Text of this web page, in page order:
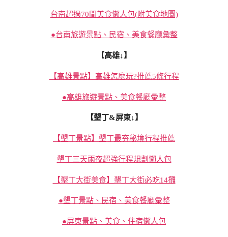
台南超過70間美食懶人包(附美食地圖)
●台南旅遊景點、民宿、美食餐廳彙整
【高雄↓】
【高雄景點】高雄怎麼玩?推薦5條行程
●高雄旅遊景點、美食餐廳彙整
【墾丁&屏東↓】
【墾丁景點】墾丁最夯秘境行程推薦
墾丁三天兩夜超強行程規劃懶人包
【墾丁大街美食】墾丁大街必吃14攤
●墾丁景點、民宿、美食餐廳彙整
●屏東景點、美食、住宿懶人包